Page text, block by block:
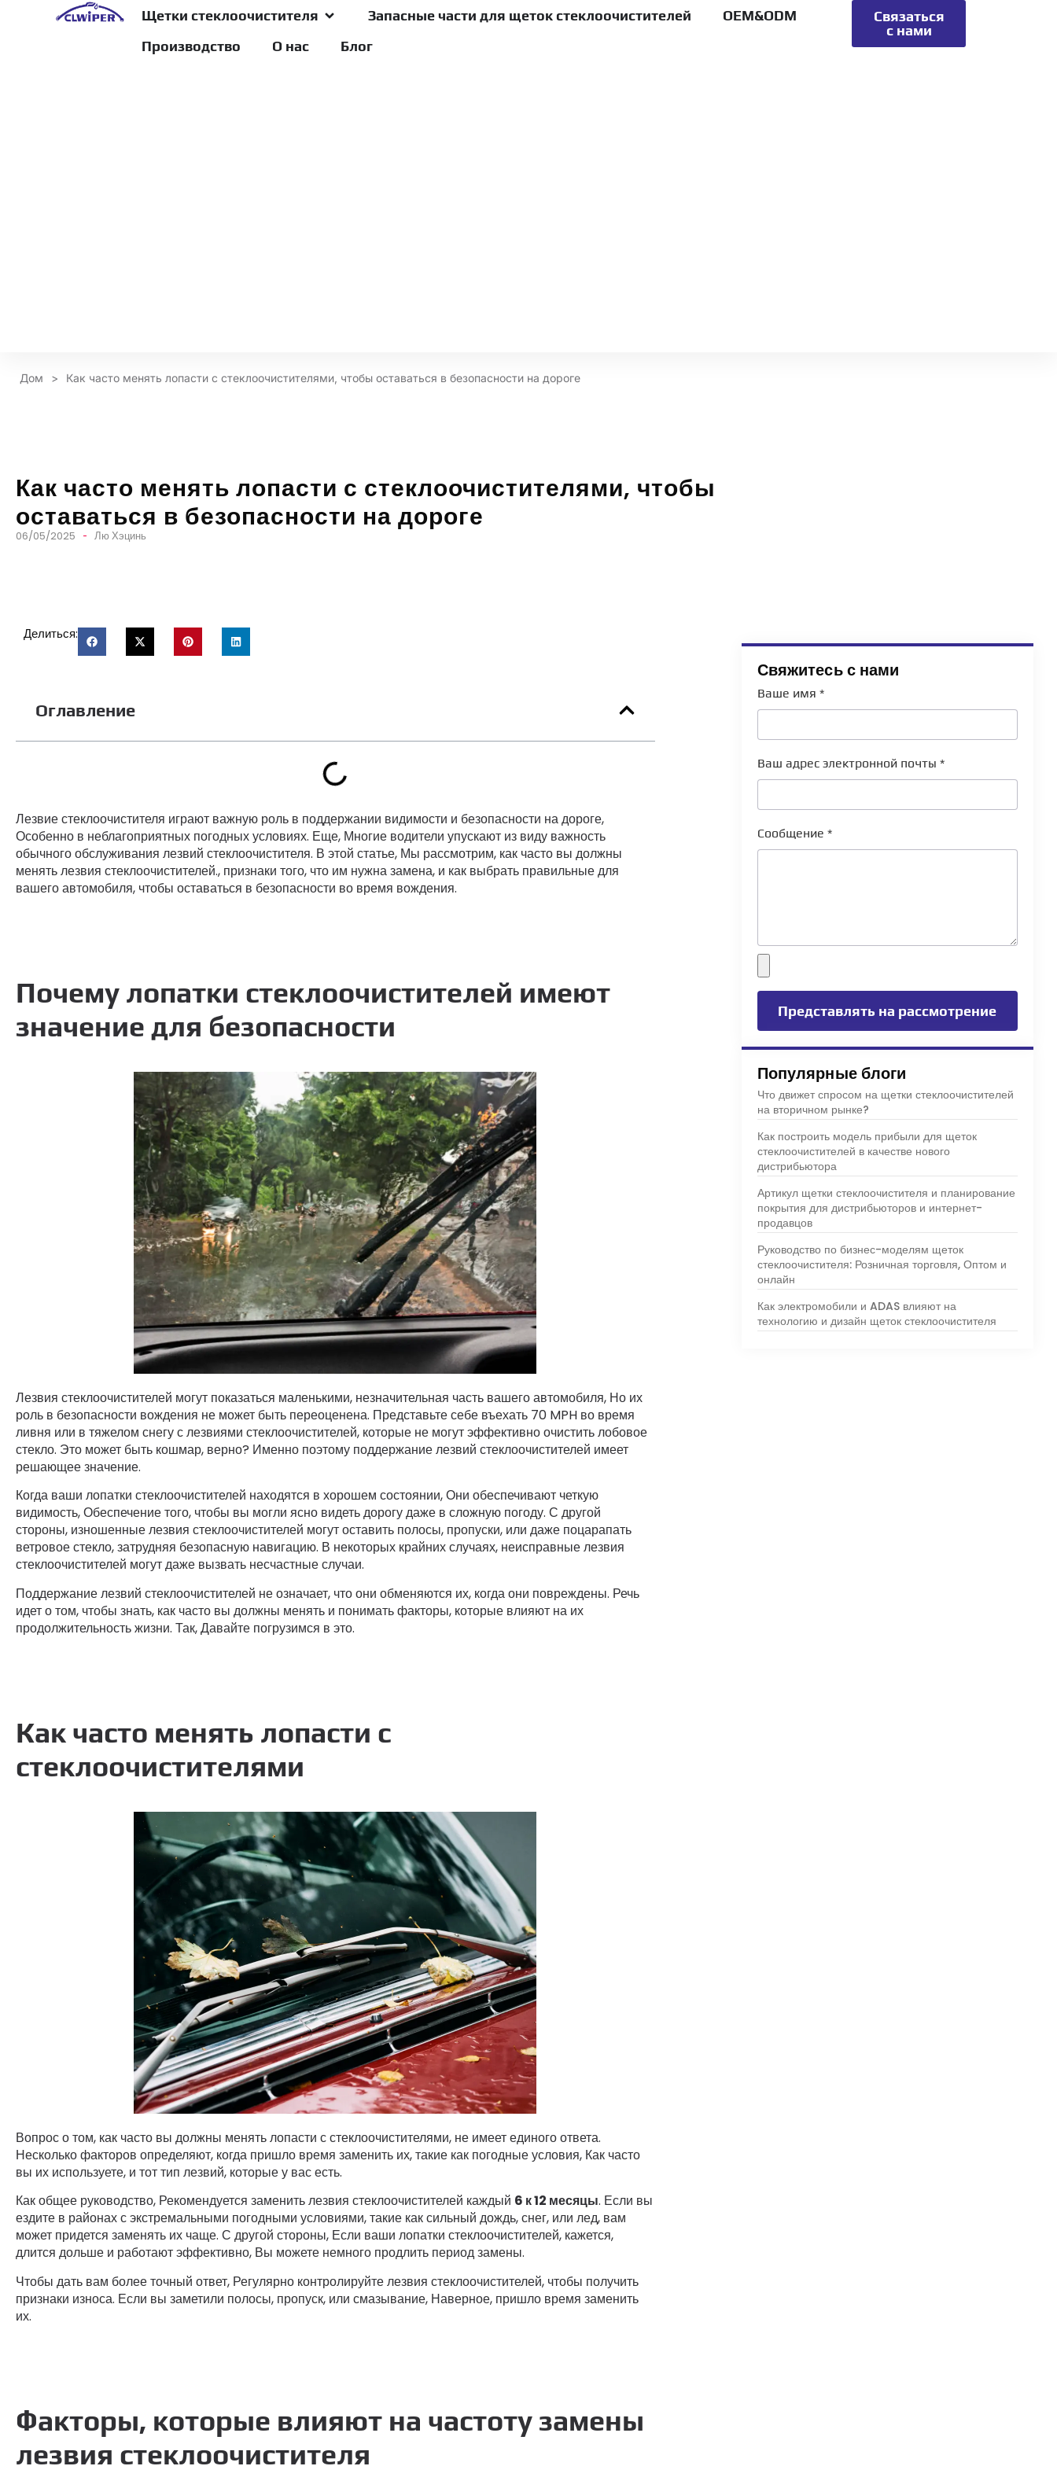
Щетки стеклоочистителя Запасные части для щеток стеклоочистителей
OEM&ODM
Производство
О нас Блог
Связаться
с нами
Дом > Как часто менять лопасти с стеклоочистителями, чтобы оставаться в безопасности на дороге
Как часто менять лопасти с стеклоочистителями, чтобы
оставаться в безопасности на дороге
06/05/2025 Лю Хэцинь
Делиться:
Оглавление
Лезвие стеклоочистителя играют важную роль в поддержании видимости и безопасности на дороге,
Особенно в неблагоприятных погодных условиях. Еще, Многие водители упускают из виду важность
обычного обслуживания лезвий стеклоочистителя. В этой статье, Мы рассмотрим, как часто вы должны
менять лезвия стеклоочистителей., признаки того, что им нужна замена, и как выбрать правильные для
вашего автомобиля, чтобы оставаться в безопасности во время вождения.
Почему лопатки стеклоочистителей имеют
значение для безопасности
Лезвия стеклоочистителей могут показаться маленькими, незначительная часть вашего автомобиля, Но их
роль в безопасности вождения не может быть переоценена. Представьте себе въехать 70 MPH во время
ливня или в тяжелом снегу с лезвиями стеклоочистителей, которые не могут эффективно очистить лобовое
стекло. Это может быть кошмар, верно? Именно поэтому поддержание лезвий стеклоочистителей имеет
решающее значение.
Когда ваши лопатки стеклоочистителей находятся в хорошем состоянии, Они обеспечивают четкую
видимость, Обеспечение того, чтобы вы могли ясно видеть дорогу даже в сложную погоду. С другой
стороны, изношенные лезвия стеклоочистителей могут оставить полосы, пропуски, или даже поцарапать
ветровое стекло, затрудняя безопасную навигацию. В некоторых крайних случаях, неисправные лезвия
стеклоочистителей могут даже вызвать несчастные случаи.
Поддержание лезвий стеклоочистителей не означает, что они обменяются их, когда они повреждены. Речь
идет о том, чтобы знать, как часто вы должны менять и понимать факторы, которые влияют на их
продолжительность жизни. Так, Давайте погрузимся в это.
Как часто менять лопасти с
стеклоочистителями
Вопрос о том, как часто вы должны менять лопасти с стеклоочистителями, не имеет единого ответа.
Несколько факторов определяют, когда пришло время заменить их, такие как погодные условия, Как часто
вы их используете, и тот тип лезвий, которые у вас есть.
Как общее руководство, Рекомендуется заменить лезвия стеклоочистителей каждый 6 к 12 месяцы. Если вы
ездите в районах с экстремальными погодными условиями, такие как сильный дождь, снег, или лед, вам
может придется заменять их чаще. С другой стороны, Если ваши лопатки стеклоочистителей, кажется,
длится дольше и работают эффективно, Вы можете немного продлить период замены.
Чтобы дать вам более точный ответ, Регулярно контролируйте лезвия стеклоочистителей, чтобы получить
признаки износа. Если вы заметили полосы, пропуск, или смазывание, Наверное, пришло время заменить
их.
Факторы, которые влияют на частоту замены
лезвия стеклоочистителя
Свяжитесь с нами
Ваше имя *
Ваш адрес электронной почты *
Сообщение *
Представлять на рассмотрение
Популярные блоги
Что движет спросом на щетки стеклоочистителей
на вторичном рынке?
Как построить модель прибыли для щеток
стеклоочистителей в качестве нового
дистрибьютора
Артикул щетки стеклоочистителя и планирование
покрытия для дистрибьюторов и интернет-
продавцов
Руководство по бизнес-моделям щеток
стеклоочистителя: Розничная торговля, Оптом и
онлайн
Как электромобили и ADAS влияют на
технологию и дизайн щеток стеклоочистителя